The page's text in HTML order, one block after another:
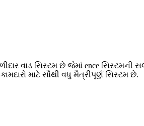
વાડ સિસ્ટમ છે જેમાં ence સિસ્ટમની
માટે સૌથી વધુ મૈત્રીપૂર્ણ સિસ્ટમ છે.